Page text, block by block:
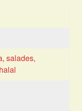
salades,